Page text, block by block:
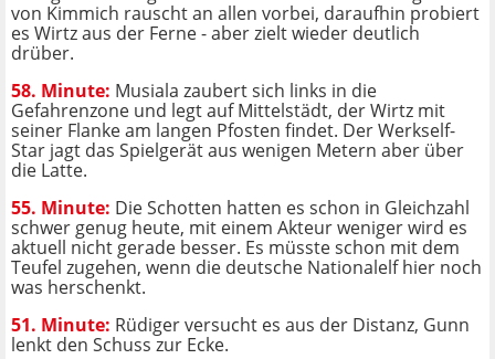
von Kimmich rauscht an allen vorbei, daraufhin probiert
es Wirtz aus der Ferne - aber zielt wieder deutlich
drüber.
58. Minute: Musiala zaubert sich links in die
Gefahrenzone und legt auf Mittelstädt, der Wirtz mit
seiner Flanke am langen Pfosten findet. Der Werkself-
Star jagt das Spielgerät aus wenigen Metern aber über
die Latte.
55. Minute: Die Schotten hatten es schon in Gleichzahl
schwer genug heute, mit einem Akteur weniger wird es
aktuell nicht gerade besser. Es müsste schon mit dem
Teufel zugehen, wenn die deutsche Nationalelf hier noch
was herschenkt.
51. Minute: Rüdiger versucht es aus der Distanz, Gunn
lenkt den Schuss zur Ecke.